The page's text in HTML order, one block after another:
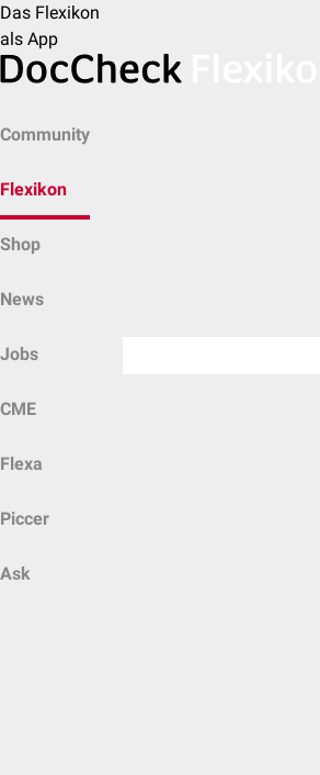
Das Flexikon
als App
Community
Flexikon
Shop
News
Jobs
CME
Flexa
Piccer
Ask